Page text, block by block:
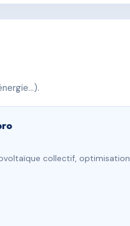
collectif, optimisation